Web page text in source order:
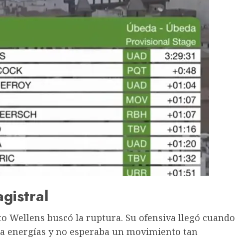
Wellens buscó la ruptura. Su ofensiva llegó cuando
energías y no esperaba un movimiento tan